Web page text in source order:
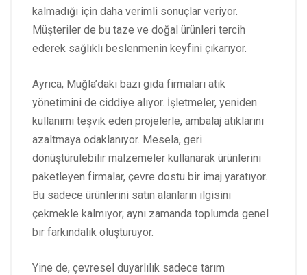
kalmadığı için daha verimli sonuçlar veriyor.
Müşteriler de bu taze ve doğal ürünleri tercih
ederek sağlıklı beslenmenin keyfini çıkarıyor.
Ayrıca, Muğla’daki bazı gıda firmaları atık
yönetimini de ciddiye alıyor. İşletmeler, yeniden
kullanımı teşvik eden projelerle, ambalaj atıklarını
azaltmaya odaklanıyor. Mesela, geri
dönüştürülebilir malzemeler kullanarak ürünlerini
paketleyen firmalar, çevre dostu bir imaj yaratıyor.
Bu sadece ürünlerini satın alanların ilgisini
çekmekle kalmıyor; aynı zamanda toplumda genel
bir farkındalık oluşturuyor.
Yine de, çevresel duyarlılık sadece tarım